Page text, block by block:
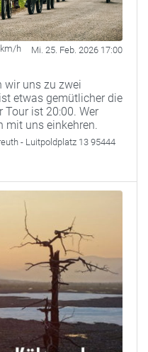
h Mi. 25. Feb. 2026 17:00
wir uns zu zwei
etwas gemütlicher die
Tour ist 20:00. Wer
mit uns einkehren.
- Luitpoldplatz 13 95444